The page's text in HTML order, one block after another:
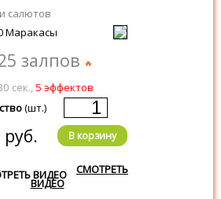
салютов
залпов
сек., 5 эффектов
(шт.)
В корзину
СМОТРЕТЬ
ВИДЕО